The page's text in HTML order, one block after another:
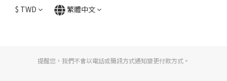
$ TWD 繁體中文
提醒您，我們不會以電話或簡訊方式通知變更付款方式。